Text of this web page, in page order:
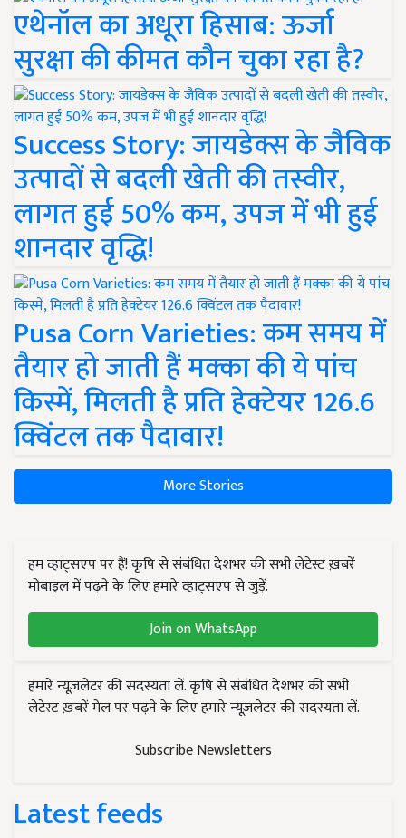
एथेनॉल का अधूरा हिसाब: ऊर्जा
सुरक्षा की कीमत कौन चुका रहा है?
Success Story: जायडेक्स के जैविक
उत्पादों से बदली खेती की तस्वीर,
लागत हुई 50% कम, उपज में भी हुई
शानदार वृद्धि!
Pusa Corn Varieties: कम समय में
तैयार हो जाती हैं मक्का की ये पांच
किस्में, मिलती है प्रति हेक्टेयर 126.6
क्विंटल तक पैदावार!
More Stories
हम व्हाट्सएप पर हैं! कृषि से संबंधित देशभर की सभी लेटेस्ट ख़बरें
मोबाइल में पढ़ने के लिए हमारे व्हाट्सएप से जुड़ें.
Join on WhatsApp
हमारे न्यूज़लेटर की सदस्यता लें. कृषि से संबंधित देशभर की सभी
लेटेस्ट ख़बरें मेल पर पढ़ने के लिए हमारे न्यूज़लेटर की सदस्यता लें.
Subscribe Newsletters
Latest feeds